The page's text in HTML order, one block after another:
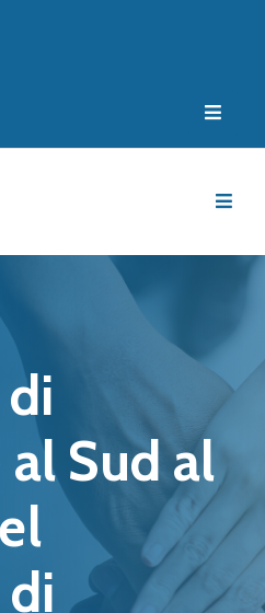
al Sud al